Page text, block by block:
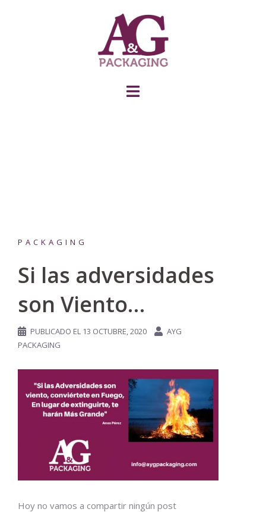
PACKAGING
Si las adversidades
son Viento…
PUBLICADO EL 13 OCTUBRE, 2020
AYG
PACKAGING
Hoy no vamos a compartir ningún post